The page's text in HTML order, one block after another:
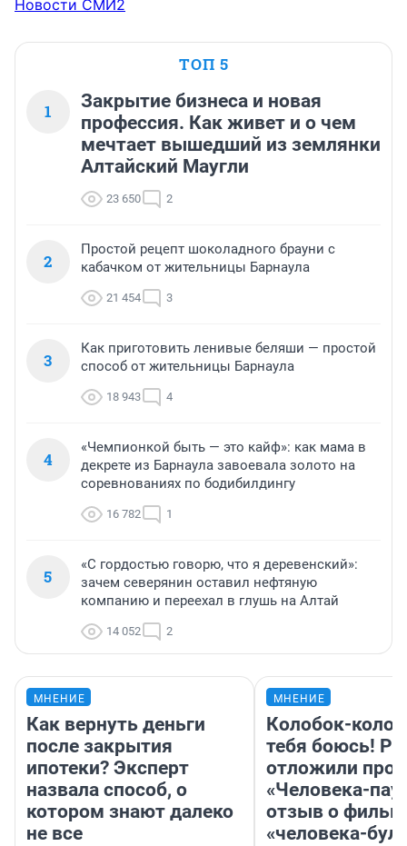
Новости СМИ2
ТОП 5
1
Закрытие бизнеса и новая
профессия. Как живет и о чем
мечтает вышедший из землянки
Алтайский Маугли
23 650 2
2
Простой рецепт шоколадного брауни с
кабачком от жительницы Барнаула
21 454 3
3
Как приготовить ленивые беляши — простой
способ от жительницы Барнаула
18 943 4
4
«Чемпионкой быть — это кайф»: как мама в
декрете из Барнаула завоевала золото на
соревнованиях по бодибилдингу
16 782 1
5
«С гордостью говорю, что я деревенский»:
зачем северянин оставил нефтяную
компанию и переехал в глушь на Алтай
14 052 2
МНЕНИЕ
Как вернуть деньги
после закрытия
ипотеки? Эксперт
назвала способ, о
котором знают далеко
не все
МНЕНИЕ
Колобок-
тебя боюсь!
отложили
«Человека-
отзыв о
«человека-